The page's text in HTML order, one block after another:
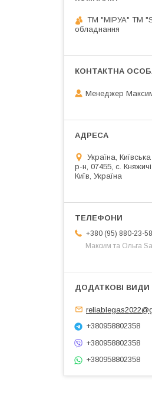
ТМ "МІРУА" ТМ
обладнання
Менеджер
Україна,
р-н, 07455, c.
Київ, Україна
+380 (95) 880-23-58
Максим та Ольга
+380958802358
+380958802358
+380958802358